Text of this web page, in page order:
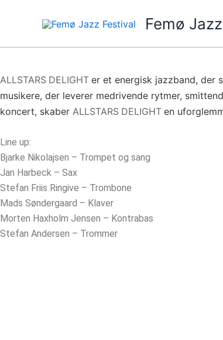
Femø
ALLSTARS DELIGHT er et energisk jazzband, der
musikere, der leverer medrivende rytmer,
koncert, skaber ALLSTARS DELIGHT en
Line up:
Bjarke Nikolajsen – Trompet og sang
Jan Harbeck – Sax
Stefan Friis Ringive – Trombone
Mads Søndergaard – Klaver
Morten Haxholm Jensen – Kontrabas
Stefan Andersen – Trommer